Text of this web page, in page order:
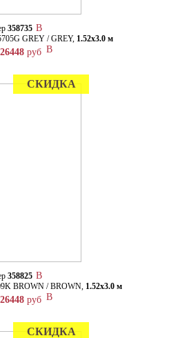
358735
GREY / GREY, 1.52х3.0 м
26448руб
СКИДКА
358825
BROWN / BROWN, 1.52х3.0 м
26448руб
СКИДКА